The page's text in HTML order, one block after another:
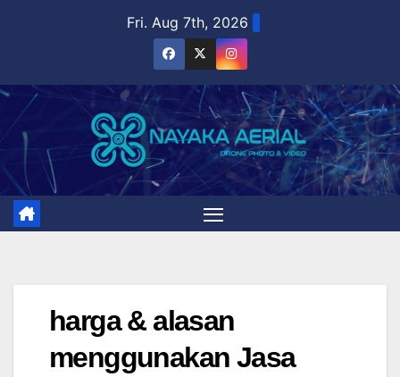
Fri. Aug 7th, 2026
harga & alasan
menggunakan Jasa